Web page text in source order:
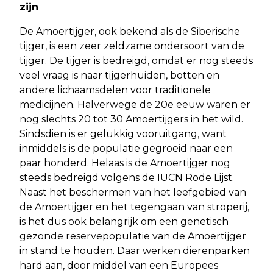
zijn
De Amoertijger, ook bekend als de Siberische
tijger, is een zeer zeldzame ondersoort van de
tijger. De tijger is bedreigd, omdat er nog steeds
veel vraag is naar tijgerhuiden, botten en
andere lichaamsdelen voor traditionele
medicijnen. Halverwege de 20e eeuw waren er
nog slechts 20 tot 30 Amoertijgers in het wild.
Sindsdien is er gelukkig vooruitgang, want
inmiddels is de populatie gegroeid naar een
paar honderd. Helaas is de Amoertijger nog
steeds bedreigd volgens de IUCN Rode Lijst.
Naast het beschermen van het leefgebied van
de Amoertijger en het tegengaan van stroperij,
is het dus ook belangrijk om een genetisch
gezonde reservepopulatie van de Amoertijger
in stand te houden. Daar werken dierenparken
hard aan, door middel van een Europees